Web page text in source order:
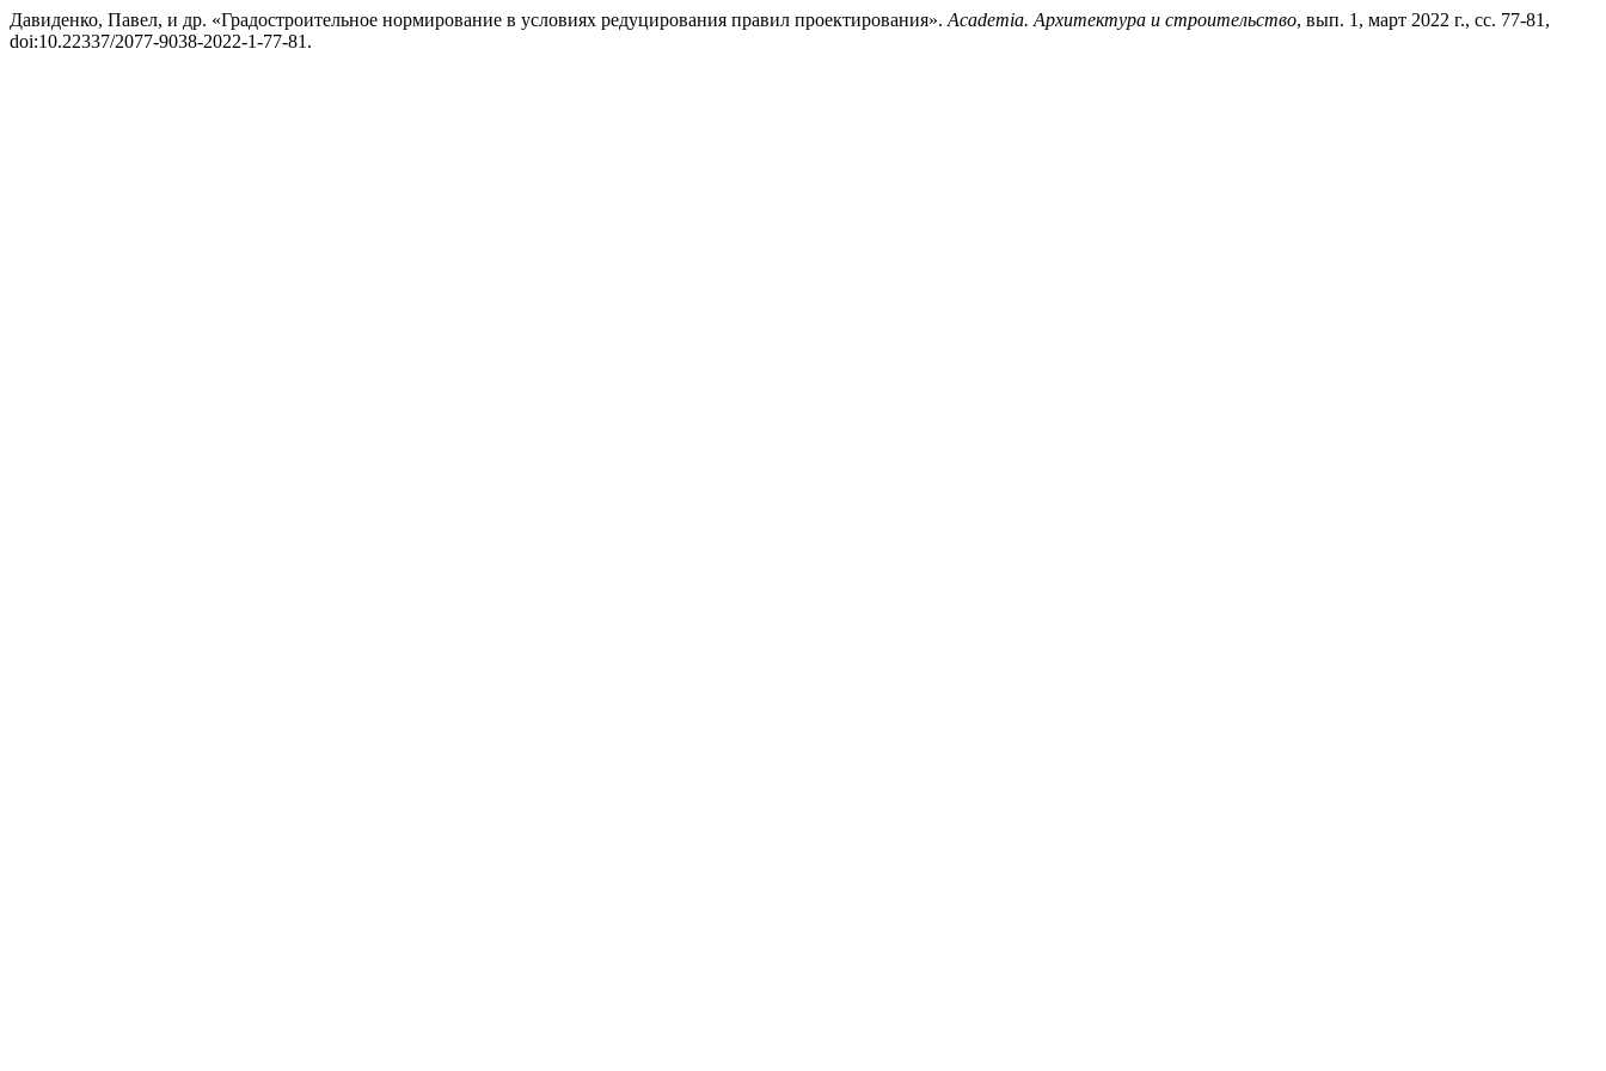
Давиденко, Павел, и др. «Градостроительное нормирование в условиях редуцирования правил проектирования». Academia. Архитектура и строительство, вып. 1, март 2022 г., сс. 77-81,
doi:10.22337/2077-9038-2022-1-77-81.